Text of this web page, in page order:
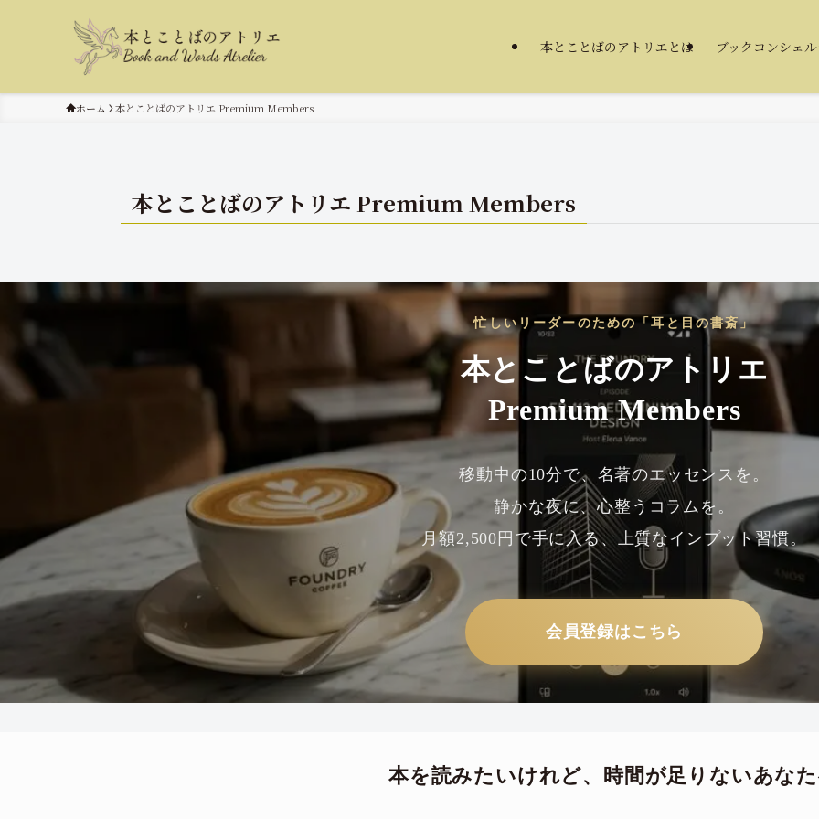
本とことばのアトリエとは ブックコンシェ
ホーム 本とことばのアトリエ Premium Members
本とことばのアトリエ Premium Members
忙しいリーダーのための「耳と目の書斎」
本とことばのアトリエ
Premium Members
移動中の10分で、名著のエッセンスを。
静かな夜に、心整うコラムを。
月額2,500円で手に入る、上質なインプット習慣。
会員登録はこちら
本を読みたいけれど、 時間が足りないあな